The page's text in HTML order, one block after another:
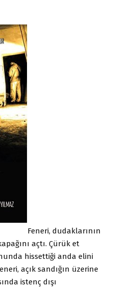
Feneri, dudaklarının
açtı. Çürük et
hissettiği anda elini
açık sandığın üzerine
istenç dışı